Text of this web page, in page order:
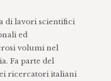
di lavori scientifici
ed
volumi nel
Fa parte del
ricercatori italiani